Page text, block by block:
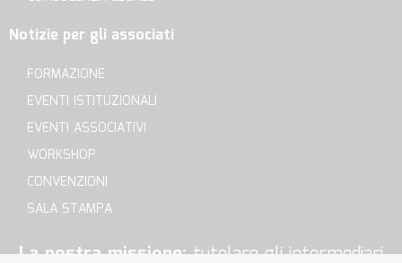
Notizie per gli associati
FORMAZIONE
EVENTI ISTITUZIONALI
EVENTI ASSOCIATIVI
WORKSHOP
CONVENZIONI
SALA STAMPA
La nostra missione:tutelare gli intermediari